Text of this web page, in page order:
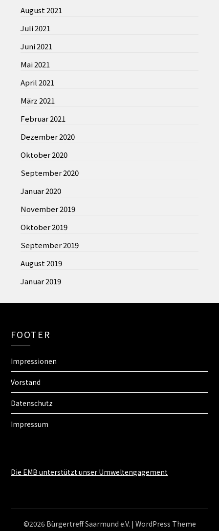
August 2021
Juli 2021
Juni 2021
Mai 2021
April 2021
März 2021
Februar 2021
Dezember 2020
Oktober 2020
September 2020
Januar 2020
November 2019
Oktober 2019
September 2019
August 2019
Januar 2019
FOOTER
Impressionen
Vorstand
Datenschutz
Impressum
Die EMB unterstützt unser Umweltengagement
©2026 Bürgertreff Saarmund e.V. | WordPress Theme